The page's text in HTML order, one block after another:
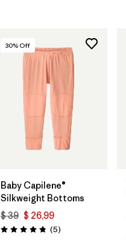
30% Off
Baby Capilene®
Silkweight Bottoms
$ 39 $ 26,99
Valoración: 4.8 / 5
(5Comentarios
)